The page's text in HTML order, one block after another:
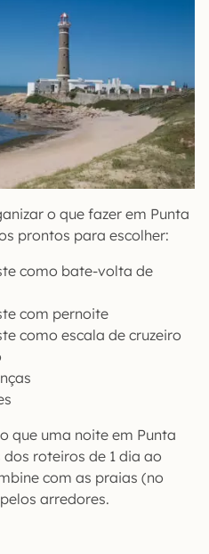
o que fazer em Punta
prontos para escolher:
como bate-volta de
com pernoite
como escala de cruzeiro
que uma noite em Punta
roteiros de 1 dia ao
com as praias (no
arredores.